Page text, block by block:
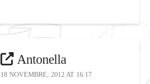
Antonella
18 NOVEMBRE, 2012 AT 16:17